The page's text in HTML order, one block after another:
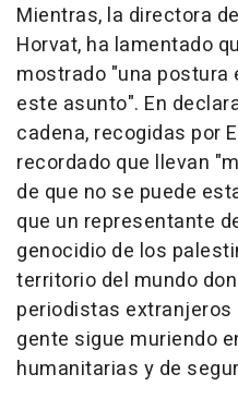
Mientras, la directora
Horvat, ha lamentado
mostrado "una postura
este asunto". En
cadena, recogidas por
recordado que llevan
de que no se puede
que un representante
genocidio de los
territorio del mundo
periodistas extranjeros
gente sigue muriendo
humanitarias y de